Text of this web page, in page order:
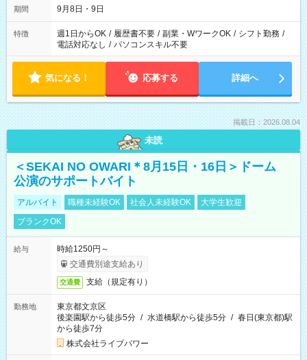
期間 9月8日・9日
特徴 週1日からOK / 履歴書不要 / 副業・WワークOK / シフト勤務 /
電話対応なし / パソコンスキル不要
気になる！ 応募する 詳細へ
掲載日：2026.08.04
未読
＜SEKAI NO OWARI＊8月15日・16日＞ドーム
公演のサポートバイト
アルバイト 職種未経験OK 社会人未経験OK
大学生歓迎
ブランクOK
給与
時給1250円～
交通費別途支給あり
交通費 支給（規定有り）
勤務地
東京都文京区
後楽園駅から徒歩5分 / 水道橋駅から徒歩5分 / 春日(東京都)駅
から徒歩7分
株式会社ライブパワー